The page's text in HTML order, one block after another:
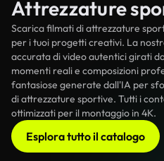
Attrezzature
Scarica filmati di attrezzature
per i tuoi progetti creativi. La
accurata di video autentici girati
momenti reali e composizioni
fantasiose generate dall'IA per
di attrezzature sportive. Tutti i
ottimizzati per il montaggio in 4K.
Esplora tutto il catalogo